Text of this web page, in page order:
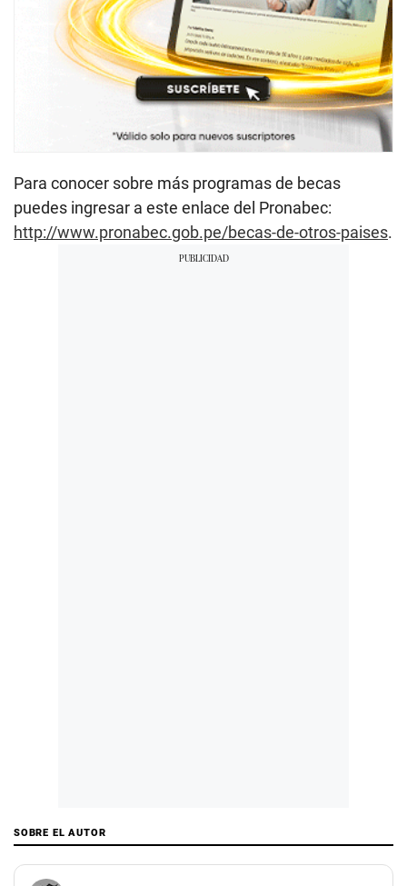
Para conocer sobre más programas de becas
puedes ingresar a este enlace del Pronabec:
http://www.pronabec.gob.pe/becas-de-otros-paises.
SOBRE EL AUTOR